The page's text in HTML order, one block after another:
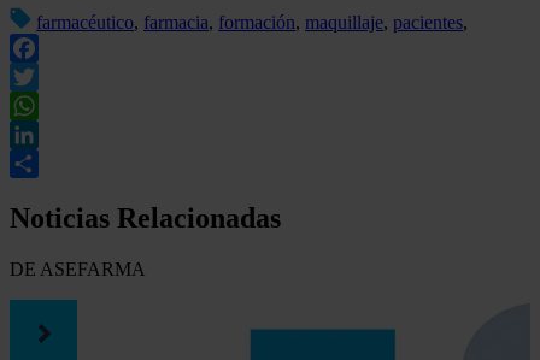
farmacéutico, farmacia, formación, maquillaje, pacientes,
Facebook
Twitter
WhatsApp
LinkedIn
Noticias Relacionadas
DE ASEFARMA